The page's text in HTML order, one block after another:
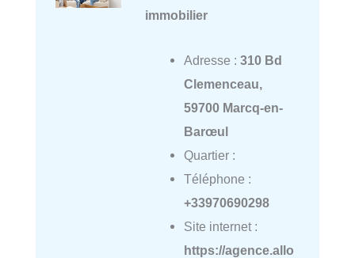
immobilier
Adresse : 310 Bd
Clemenceau,
59700 Marcq-en-
Barœul
Quartier :
Téléphone :
+33970690298
Site internet :
https://agence.allo